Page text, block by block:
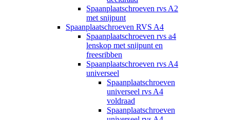
Spaanplaatschroeven rvs A2
met snijpunt
Spaanplaatschroeven RVS A4
Spaanplaatschroeven rvs a4
lenskop met snijpunt en
freesribben
Spaanplaatschroeven rvs A4
universeel
Spaanplaatschroeven
universeel rvs A4
voldraad
Spaanplaatschroeven